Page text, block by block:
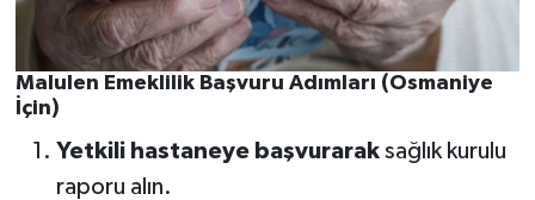
Malulen Emeklilik Başvuru Adımları (Osmaniye
İçin)
Yetkili hastaneye başvuraraksağlık kurulu
raporu alın.